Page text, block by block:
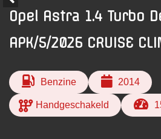
Opel Astra 1.4 Turbo
APK/5/2026 CRUISE
Benzine 2014
Handgeschakeld